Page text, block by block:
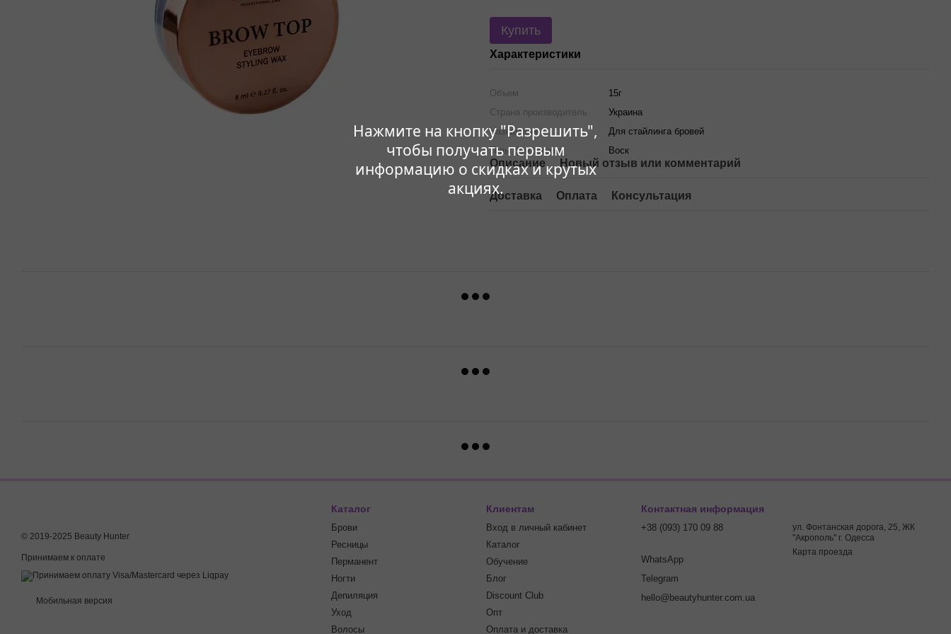
Нажмите на кнопку "Разрешить",
чтобы получать первым
информацию о скидках и крутых
акциях.
Купить
Характеристики
Объем
15г
Страна производитель
Украина
Назначение
Для стайлинга бровей
Типы фиксаторов
Воск
Описание Новый отзыв или комментарий
Доставка Оплата Консультация
© 2019-2025 Beauty Hunter
Принимаем к оплате
Мобильная версия
Каталог
Брови
Ресницы
Перманент
Ногти
Депиляция
Уход
Волосы
Клиентам
Вход в личный кабинет
Каталог
Обучение
Блог
Discount Club
Опт
Оплата и доставка
Контактная информация
+38 (093) 170 09 88
WhatsApp
Telegram
hello@beautyhunter.com.ua
ул. Фонтанская дорога, 25, ЖК
"Акрополь" г. Одесса
Карта проезда